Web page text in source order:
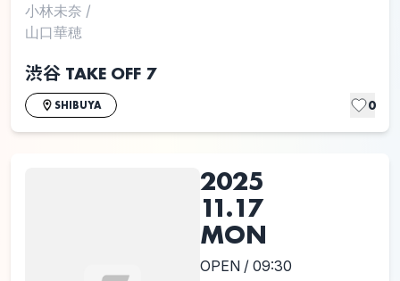
小林未奈 /
山口華穂
渋谷 TAKE OFF 7
SHIBUYA 0
2025
11.17
MON
OPEN / 09:30